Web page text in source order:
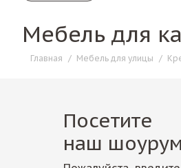
Мебель для
Главная / Мебель для улицы /
Посетите
наш шоурум